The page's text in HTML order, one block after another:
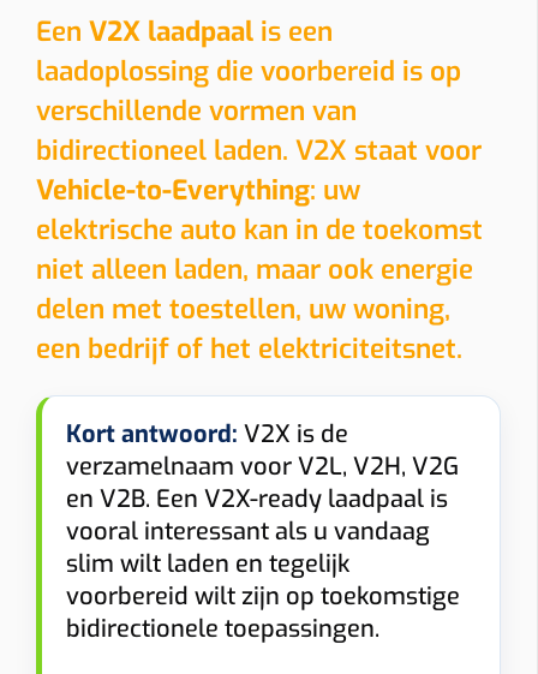
Een V2X laadpaal is een
laadoplossing die voorbereid is op
verschillende vormen van
bidirectioneel laden. V2X staat voor
Vehicle-to-Everything: uw
elektrische auto kan in de toekomst
niet alleen laden, maar ook energie
delen met toestellen, uw woning,
een bedrijf of het elektriciteitsnet.
Kort antwoord: V2X is de
verzamelnaam voor V2L, V2H, V2G
en V2B. Een V2X-ready laadpaal is
vooral interessant als u vandaag
slim wilt laden en tegelijk
voorbereid wilt zijn op toekomstige
bidirectionele toepassingen.